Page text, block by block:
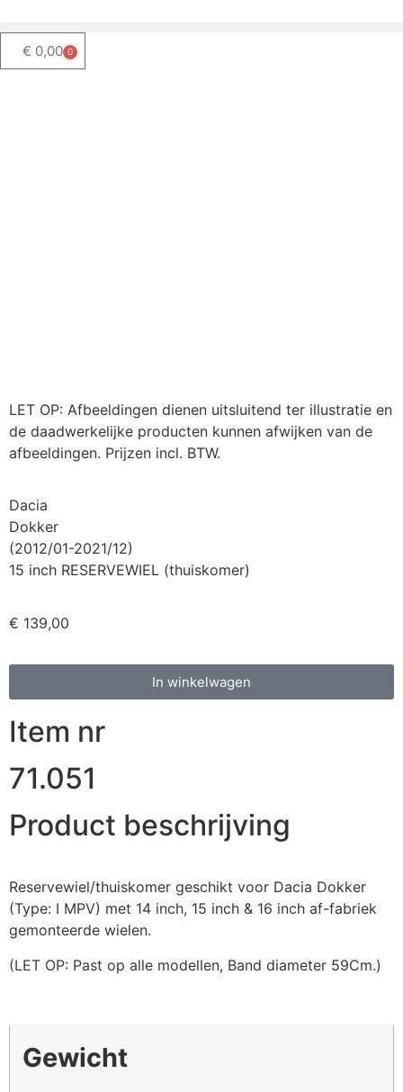
€ 0,00 0
LET OP: Afbeeldingen dienen uitsluitend ter illustratie en
de daadwerkelijke producten kunnen afwijken van de
afbeeldingen. Prijzen incl. BTW.
Dacia
Dokker
(2012/01-2021/12)
15 inch RESERVEWIEL (thuiskomer)
€ 139,00
In winkelwagen
Item nr
71.051
Product beschrijving
Reservewiel/thuiskomer geschikt voor Dacia Dokker
(Type: I MPV) met 14 inch, 15 inch & 16 inch af-fabriek
gemonteerde wielen.
(LET OP: Past op alle modellen, Band diameter 59Cm.)
Gewicht